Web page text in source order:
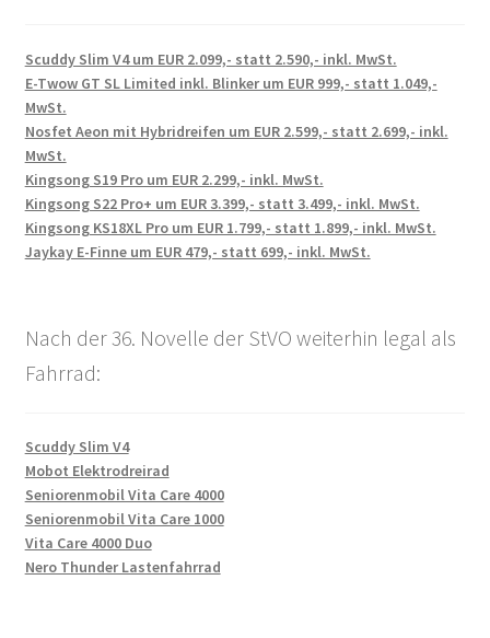
Scuddy Slim V4 um EUR 2.099,- statt 2.590,- inkl. MwSt.
E-Twow GT SL Limited inkl. Blinker um EUR 999,- statt 1.049,-
MwSt.
Nosfet Aeon mit Hybridreifen um EUR 2.599,- statt 2.699,- inkl.
MwSt.
Kingsong S19 Pro um EUR 2.299,- inkl. MwSt.
Kingsong S22 Pro+ um EUR 3.399,- statt 3.499,- inkl. MwSt.
Kingsong KS18XL Pro um EUR 1.799,- statt 1.899,- inkl. MwSt.
Jaykay E-Finne um EUR 479,- statt 699,- inkl. MwSt.
Nach der 36. Novelle der StVO weiterhin legal als
Fahrrad:
Scuddy Slim V4
Mobot Elektrodreirad
Seniorenmobil Vita Care 4000
Seniorenmobil Vita Care 1000
Vita Care 4000 Duo
Nero Thunder Lastenfahrrad